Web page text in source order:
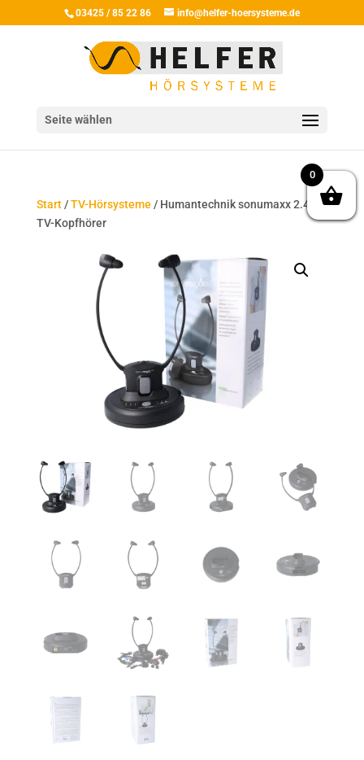
03425 / 85 22 86 info@helfer-hoersysteme.de
Seite wählen
Start/TV-Hörsysteme / Humantechnik sonumaxx 2.4
TV-Kopfhörer
0